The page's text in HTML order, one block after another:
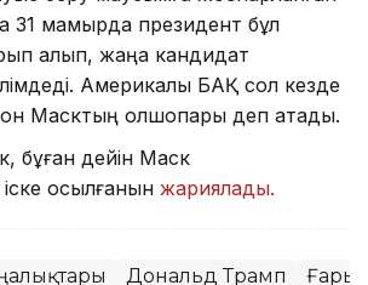
31 мамырда президент бұл
алып, жаңа кандидат
Америкалық БАҚ сол кезде
Масктың қолшоқпары деп атады.
бұған дейін Маск
қосылғанын жариялады.
Дональд Трамп